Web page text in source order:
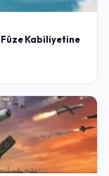
Kabiliyetine